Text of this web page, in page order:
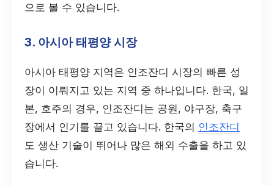
으로 볼 수 있습니다.
3. 아시아 태평양 시장
아시아 태평양 지역은 인조잔디 시장의 빠른 성
장이 이뤄지고 있는 지역 중 하나입니다. 한국, 일
본, 호주의 경우, 인조잔디는 공원, 야구장, 축구
장에서 인기를 끌고 있습니다. 한국의 인조잔디
도 생산 기술이 뛰어나 많은 해외 수출을 하고 있
습니다.